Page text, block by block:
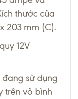
thước của
203 mm (C).
12V
đang sử dụng
trên vỏ bình